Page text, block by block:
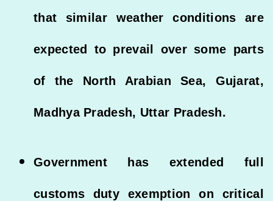
that similar weather conditions are
expected to prevail over some parts
of the North Arabian Sea, Gujarat,
Madhya Pradesh, Uttar Pradesh.
Government has extended full
customs duty exemption on critical